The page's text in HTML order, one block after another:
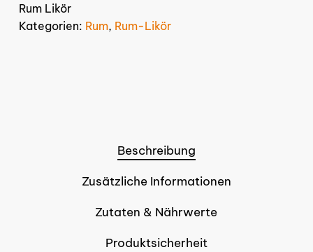
Rum Likör
Kategorien: Rum, Rum-Likör
Beschreibung
Zusätzliche Informationen
Zutaten & Nährwerte
Produktsicherheit